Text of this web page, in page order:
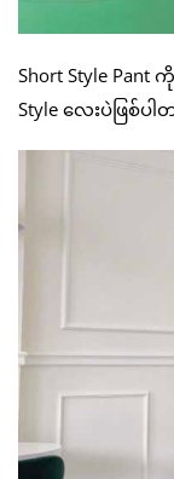
Short Style
Style လေးပဲဖြစ်ပ